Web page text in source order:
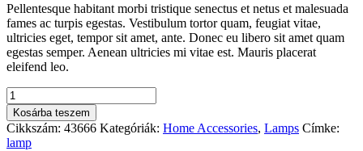
Pellentesque habitant morbi tristique senectus et netus et malesuada
fames ac turpis egestas. Vestibulum tortor quam, feugiat vitae,
ultricies eget, tempor sit amet, ante. Donec eu libero sit amet quam
egestas semper. Aenean ultricies mi vitae est. Mauris placerat
eleifend leo.
Buster
Bulb
mennyiség
Kosárba teszem
Cikkszám: 43666 Kategóriák: Home Accessories, Lamps Címke:
lamp